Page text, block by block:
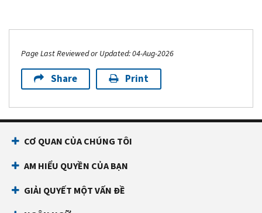
danh
(tiếng
Anh)
trực
có:
Số
sinh
trực
bạn
cần
mang
theo:
Một
giấy
tùy
thân
Page Last Reviewed or Updated: 04-Aug-2026
Share Print
CƠ QUAN CỦA CHÚNG TÔI
AM HIỂU QUYỀN CỦA BẠN
GIẢI QUYẾT MỘT VẤN ĐỀ